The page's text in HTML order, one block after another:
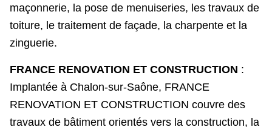
maçonnerie, la pose de menuiseries, les travaux de
toiture, le traitement de façade, la charpente et la
zinguerie.
FRANCE RENOVATION ET CONSTRUCTION :
Implantée à Chalon-sur-Saône, FRANCE
RENOVATION ET CONSTRUCTION couvre des
travaux de bâtiment orientés vers la construction, la